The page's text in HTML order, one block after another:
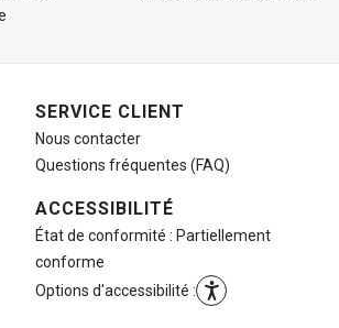
SERVICE CLIENT
Nous contacter
Questions fréquentes (FAQ)
ACCESSIBILITÉ
État de conformité : Partiellement
conforme
Options d'accessibilité :